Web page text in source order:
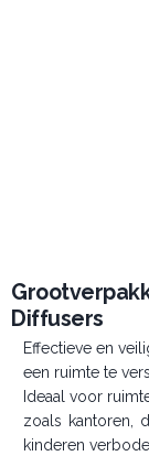
Diffusers
Effectieve en
een ruimte te
Ideaal voor
zoals kantoren,
kinderen